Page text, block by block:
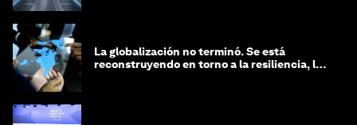
La globalización no terminó. Se está
reconstruyendo en torno a la resiliencia, las